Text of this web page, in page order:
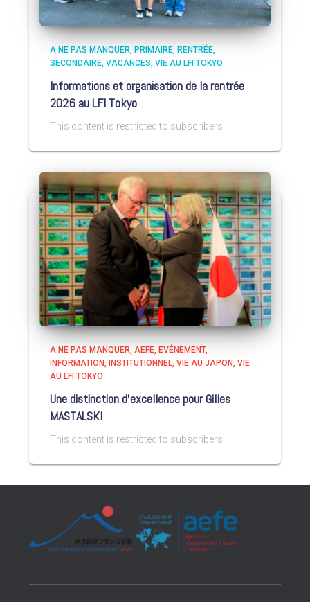
A NE PAS MANQUER PRIMAIRE RENTRÉE
SECONDAIRE VACANCES VIE AU LFI TOKYO
Informations et organisation de la rentrée
2026 au LFI Tokyo
This content is restricted to subscribers
A NE PAS MANQUER AEFE EVÉNEMENT
INFORMATION
INSTITUTIONNEL VIE AU JAPON VIE
AU LFI TOKYO
Une distinction d’excellence pour Gilles
MASTALSKI
This content is restricted to subscribers